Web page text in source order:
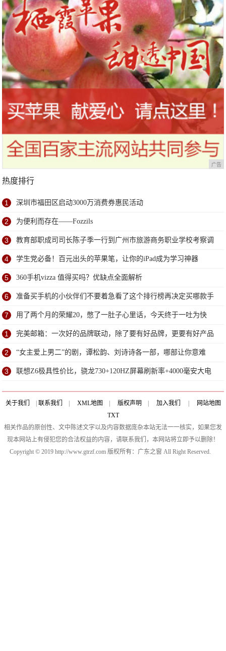
广告
热度排行
1 深圳市福田区启动3000万消费券惠民活动
2 为便利而存在——Fozzils
3 教育部职成司司长陈子季一行到广州市旅游商务职业学校考察调
研
4 学生党必备！百元出头的苹果笔，让你的iPad成为学习神器
5 360手机vizza 值得买吗？优缺点全面解析
6 准备买手机的小伙伴们不要着急看了这个排行榜再决定买哪款手
机吧
7 用了两个月的荣耀20，憋了一肚子心里话，今天终于一吐为快
1 完美邮箱：一次好的品牌联动，除了要有好品牌，更要有好产品
2 “女主爱上男二”的剧，谭松韵、刘诗诗各一部，哪部让你意难
平？
3 联想Z6极具性价比，骁龙730+120HZ屏幕刷新率+4000毫安大电
池
关于我们 联系我们 XML地图 版权声明 加入我们
网站地图
TXT
相关作品的原创性、文中陈述文字以及内容数据庞杂本站无法一一核实，如果您发
现本网站上有侵犯您的合法权益的内容，请联系我们，本网站将立即予以删除！
Copyright © 2019 http://www.gtrzf.com 版权所有：广东之窗 All Right Reserved.